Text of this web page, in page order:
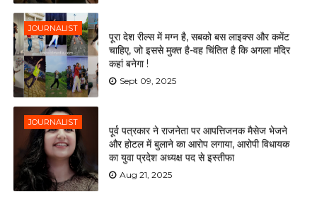
JOURNALIST
पूरा देश रील्स में मग्न है, सबको बस लाइक्स और कमेंट
चाहिए, जो इससे मुक्त है-वह चिंतित है कि अगला मंदिर
कहां बनेगा !
Sept 09, 2025
JOURNALIST
पूर्व पत्रकार ने राजनेता पर आपत्तिजनक मैसेज भेजने
और होटल में बुलाने का आरोप लगाया, आरोपी विधायक
का युवा प्रदेश अध्यक्ष पद से इस्तीफा
Aug 21, 2025